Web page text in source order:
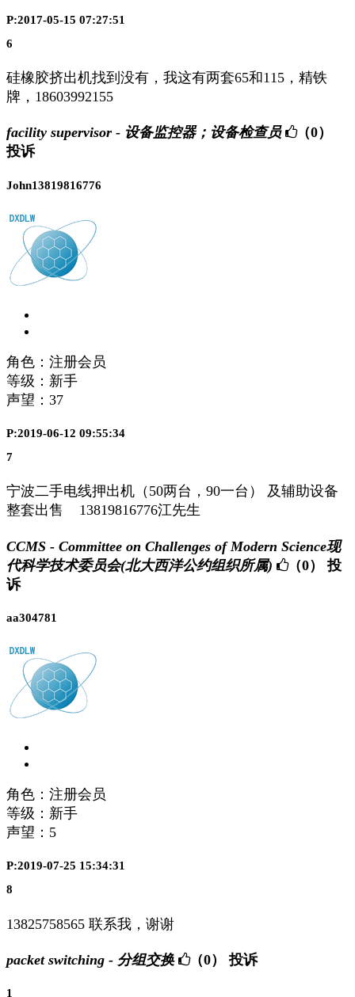
P:2017-05-15 07:27:51
6
硅橡胶挤出机找到没有，我这有两套65和115，精铁
牌，18603992155
facility supervisor - 设备监控器；设备检查员
（0）
投诉
John13819816776
角色：注册会员
等级：新手
声望： 37
P:2019-06-12 09:55:34
7
宁波二手电线押出机（50两台，90一台） 及辅助设备
整套出售 13819816776江先生
CCMS - Committee on Challenges of Modern Science现
代科学技术委员会(北大西洋公约组织所属)
（0）
投
诉
aa304781
角色：注册会员
等级：新手
声望： 5
P:2019-07-25 15:34:31
8
13825758565 联系我，谢谢
packet switching - 分组交换 （0） 投诉
1